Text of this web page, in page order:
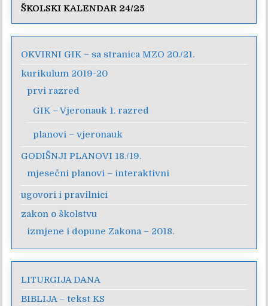
ŠKOLSKI KALENDAR 24/25
OKVIRNI GIK – sa stranica MZO 20./21.
kurikulum 2019-20
prvi razred
GIK – Vjeronauk 1. razred
planovi – vjeronauk
GODIŠNJI PLANOVI 18./19.
mjesečni planovi – interaktivni
ugovori i pravilnici
zakon o školstvu
izmjene i dopune Zakona – 2018.
LITURGIJA DANA
BIBLIJA – tekst KS